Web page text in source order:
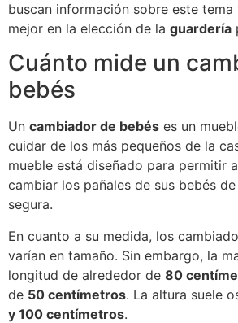
buscan información sobre este tema
mejor en la elección de la guardería
Cuánto mide un
bebés
Un cambiador de bebés es un
cuidar de los más pequeños de la
mueble está diseñado para permitir
cambiar los pañales de sus bebés
segura.
En cuanto a su medida, los
varían en tamaño. Sin embargo, la
longitud de alrededor de 80
de 50 centímetros. La altura suele
y 100 centímetros.